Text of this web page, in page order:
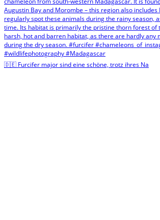
🇩🇪 Furcifer major sind eine schöne, trotz ihres Na